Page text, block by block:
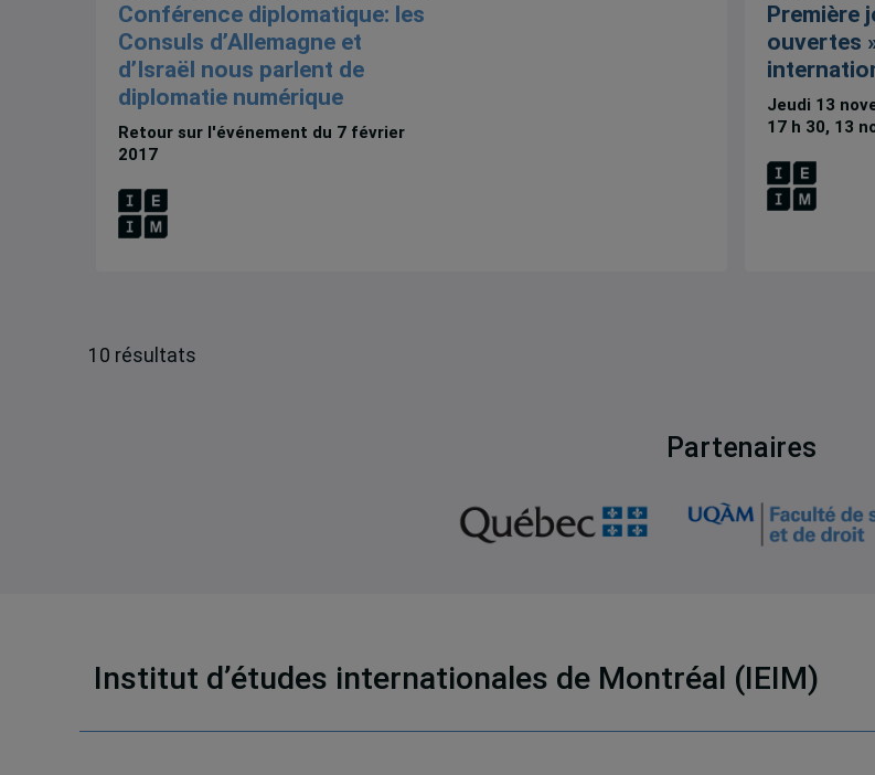
Conférence diplomatique: les
Consuls d’Allemagne et
d’Israël nous parlent de
diplomatie numérique
Retour sur l'événement du 7 février
2017
Première
ouvertes
Jeudi 13
17 h 30, 13
10 résultats
Partenaires
Institut d’études internationales de Montréal (IEIM)